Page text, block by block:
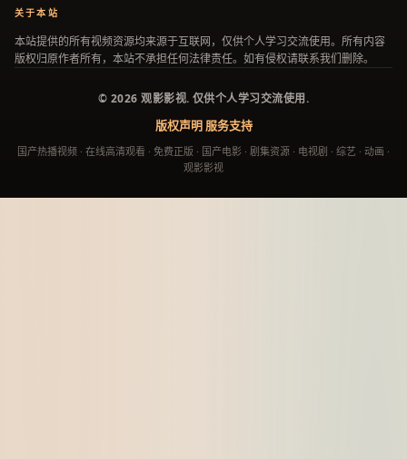
关于本站
本站提供的所有视频资源均来源于互联网，仅供个人学习交流使用。所有内容
版权归原作者所有，本站不承担任何法律责任。如有侵权请联系我们删除。
© 2026 观影影视. 仅供个人学习交流使用.
版权声明 服务支持
国产热播视频 · 在线高清观看 · 免费正版 · 国产电影 · 剧集资源 · 电视剧 · 综艺 · 动画 ·
观影影视